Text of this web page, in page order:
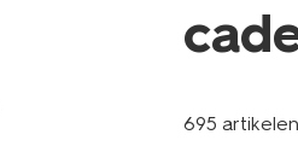
695 artikelen